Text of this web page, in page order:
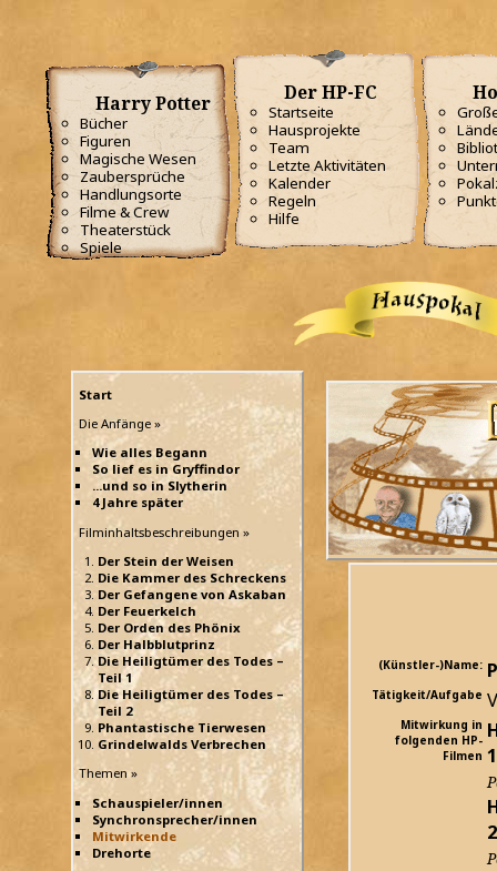
Harry Potter
Bücher
Figuren
Magische Wesen
Zaubersprüche
Handlungsorte
Filme & Crew
Theaterstück
Spiele
Der HP-FC
Startseite
Hausprojekte
Team
Letzte Aktivitäten
Kalender
Regeln
Hilfe
Start
Die Anfänge »
Wie alles Begann
So lief es in Gryffindor
...und so in Slytherin
4 Jahre später
Filminhaltsbeschreibungen »
Der Stein der Weisen
Die Kammer des Schreckens
Der Gefangene von Askaban
Der Feuerkelch
Der Orden des Phönix
Der Halbblutprinz
Die Heiligtümer des Todes –
Teil 1
Die Heiligtümer des Todes –
Teil 2
Phantastische Tierwesen
Grindelwalds Verbrechen
Themen »
Schauspieler/innen
Synchronsprecher/innen
Mitwirkende
Drehorte
(Künstler-)Name:
Tätigkeit/Aufgabe
Mitwirkung in
folgenden HP-
Filmen 1
2